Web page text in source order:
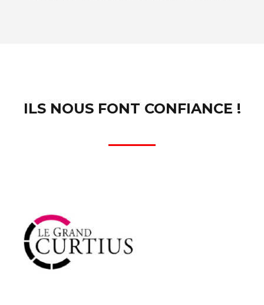
ILS NOUS FONT CONFIANCE !